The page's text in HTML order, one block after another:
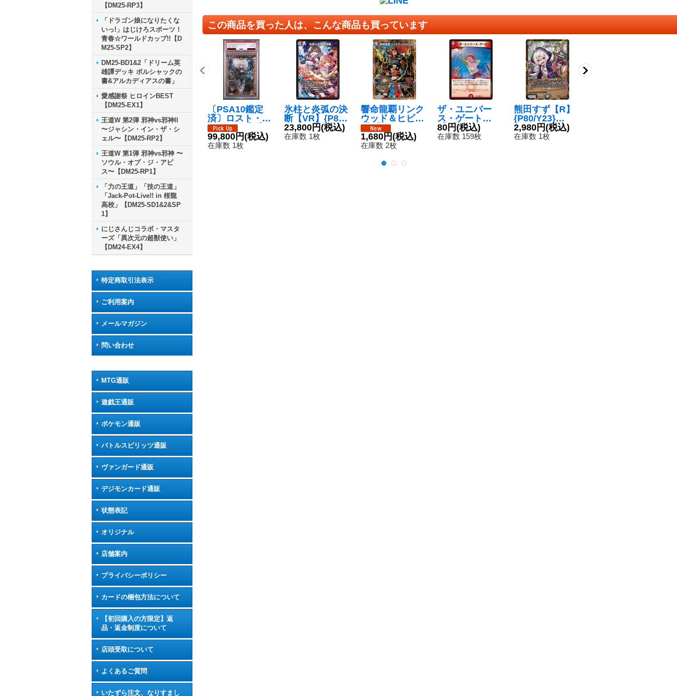
【DM25-RP3】
「ドラゴン娘になりたくな
いっ!」はじけろスポーツ！
青春☆ワールドカップ!!【D
M25-SP2】
DM25-BD1&2「ドリーム英
雄譚デッキ ボルシャックの
書&アルカディアスの書」
愛感謝祭 ヒロインBEST
【DM25-EX1】
王道W 第2弾 邪神vs邪神II
〜ジャシン・イン・ザ・シ
ェル〜【DM25-RP2】
王道W 第1弾 邪神vs邪神 〜
ソウル・オブ・ジ・アビ
ス〜【DM25-RP1】
「力の王道」「技の王道」
「Jack-Pot-Live!! in 桜龍
高校」【DM25-SD1&2&SP
1】
にじさんじコラボ・マスタ
ーズ「異次元の超獣使い」
【DM24-EX4】
特定商取引法表示
ご利用案内
メールマガジン
問い合わせ
MTG通販
遊戯王通販
ポケモン通販
バトルスピリッツ通販
ヴァンガード通販
デジモンカード通販
状態表記
オリジナル
店舗案内
プライバシーポリシー
カードの梱包方法について
【初回購入の方限定】返
品・返金制度について
店頭受取について
よくあるご質問
いたずら注文、なりすまし
この商品を買った人は、こんな商品も買っています
〔PSA10鑑定
済〕ロスト・R
e:ソウル【R】
{22RP2XSP6/S
P5}《闇》
99,800円(税込)
在庫数 1枚
氷柱と炎弧の決
断【VR】{P84/
Y24}《多》
23,800円(税込)
在庫数 1枚
響命龍覇リンク
ウッド＆ヒビキ
【R】{25BD3S
P7/SP8}《多》
1,680円(税込)
在庫数 2枚
ザ・ユニバー
ス・ゲート
【R】{25EX14
6/89}《火》
80円(税込)
在庫数 159枚
熊田すず【R】
{P80/Y23}
《闇》
2,980円(税込)
在庫数 1枚